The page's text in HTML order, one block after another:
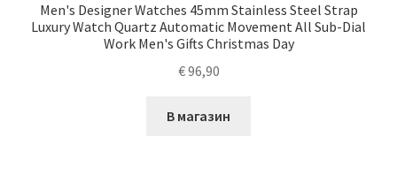
Men's Designer Watches 45mm Stainless Steel Strap
Luxury Watch Quartz Automatic Movement All Sub-Dial
Work Men's Gifts Christmas Day
€96,90
В магазин